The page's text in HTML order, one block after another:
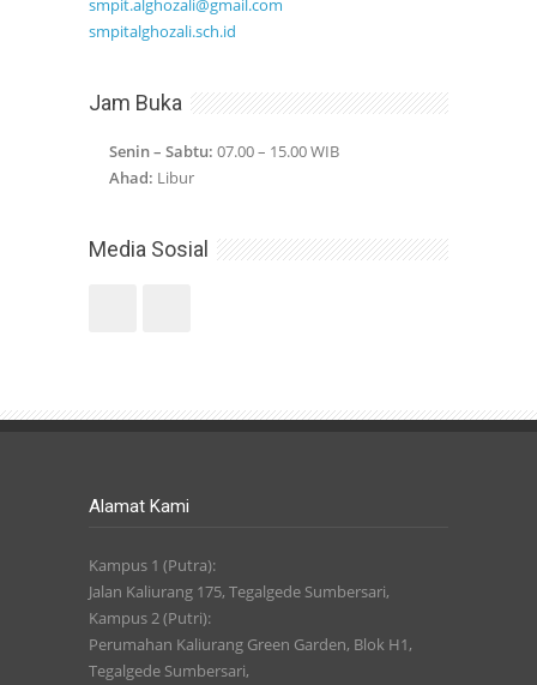
smpit.alghozali@gmail.com
smpitalghozali.sch.id
Jam Buka
Senin – Sabtu: 07.00 – 15.00 WIB
Ahad: Libur
Media Sosial
Alamat Kami
Kampus 1 (Putra):
Jalan Kaliurang 175, Tegalgede Sumbersari,
Kampus 2 (Putri):
Perumahan Kaliurang Green Garden, Blok H1,
Tegalgede Sumbersari,